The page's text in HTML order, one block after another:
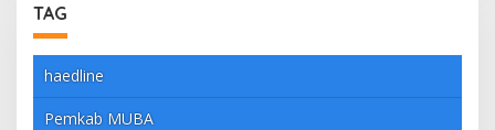
TAG
haedline
Pemkab MUBA